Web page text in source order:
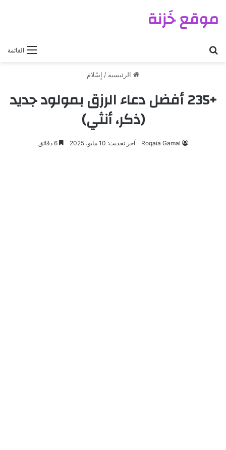
القائمة
موقع خَزنة
الرئيسية / إِسْلامَ
+235 أفضل دعاء الرزق بمولود جديد
(ذكر، أنثي)
Roqaia Gamal آخر تحديث: 10 مايو، 2025 6 دقائق